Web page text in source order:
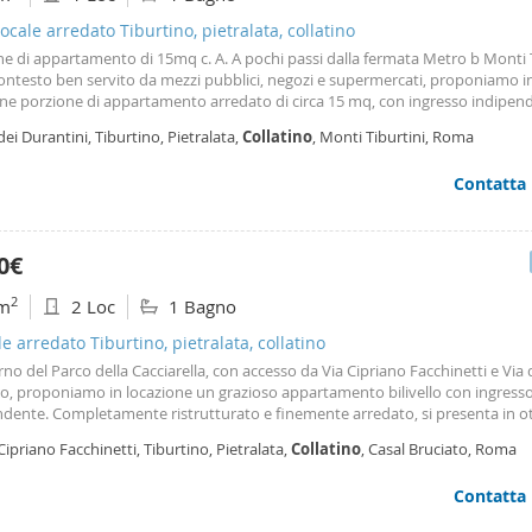
arredato Tiburtino, pietralata, collatino
di appartamento di 15mq c. A. A pochi passi dalla fermata Metro b Monti
ben servito da mezzi pubblici, negozi e supermercati, proponiamo
porzione di appartamento arredato di circa 15 mq, con ingresso
cabina doccia. L'affaccio è interno, pertanto silenzioso e tranquillo. Il
Durantini, Tiburtino, Pietralata,Collatino, Monti Tiburtini, Roma
Contatta
2 2 Loc 1 Bagno
arredato Tiburtino, pietralata, collatino
del Parco della Cacciarella, con accesso da Via Cipriano Facchinetti e Via
proponiamo in locazione un grazioso appartamento bilivello con ingresso
Completamente ristrutturato e finemente arredato, si presenta in
piano terrae zona notte al
Facchinetti, Tiburtino, Pietralata,Collatino, Casal Bruciato, Roma
Contatta